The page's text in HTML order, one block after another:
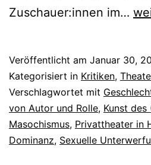
Zuschauer:innen im…
Veröffentlicht am Januar 30,
Kategorisiert in Kritiken,
Verschlagwortet mit
von Autor und Rolle, Kunst des
Masochismus, Privattheater in
Dominanz, Sexuelle